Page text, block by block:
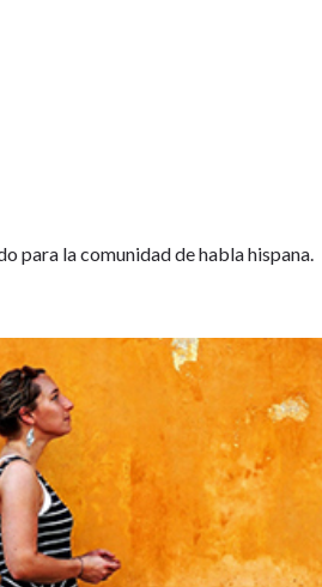
para la comunidad de habla hispana.